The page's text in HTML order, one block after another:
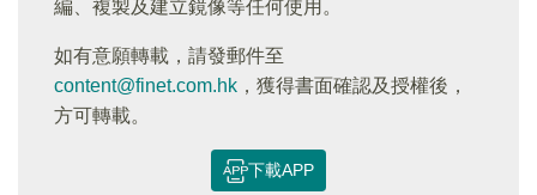
編、複製及建立鏡像等任何使用。
如有意願轉載，請發郵件至
content@finet.com.hk ，獲得書面確認及授權後，
方可轉載。
下載APP